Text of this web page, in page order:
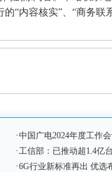
“内容核实”、“商务
·中国广电2024年度工作
·工信部：已推动超1.4亿
·6G行业新标准再出 优选